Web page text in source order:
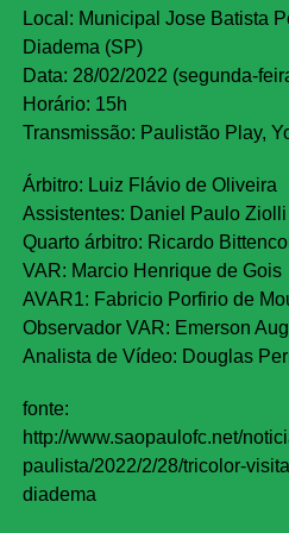
Local: Municipal Jose Batista
Diadema (SP)
Data: 28/02/2022 (segunda-
Horário: 15h
Transmissão: Paulistão Play,
Árbitro: Luiz Flávio de Oliveira
Assistentes: Daniel Paulo
Quarto árbitro: Ricardo
VAR: Marcio Henrique de Gois
AVAR1: Fabricio Porfirio de
Observador VAR: Emerson
Analista de Vídeo: Douglas
fonte:
http://www.saopaulofc.net/
paulista/2022/2/28/tricolor-
diadema